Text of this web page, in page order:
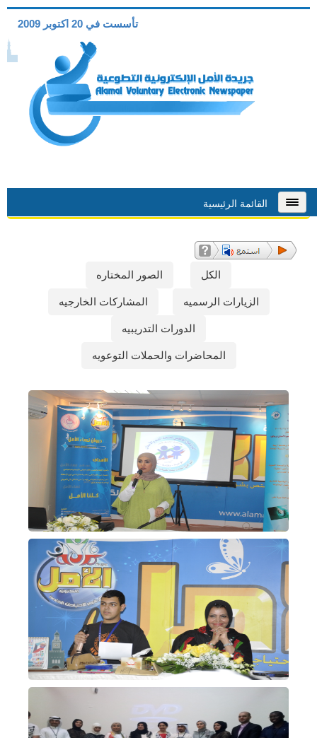
تأسست في 20 اكتوبر 2009
القائمة الرئيسية
الكل الصور المختاره
الزيارات الرسميه المشاركات الخارجيه
الدورات التدريبيه
المحاضرات والحملات التوعويه